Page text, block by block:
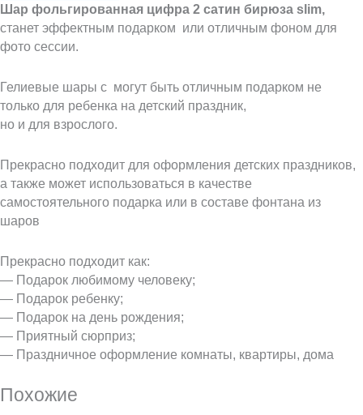
Шар фольгированная цифра 2 сатин бирюза slim,
станет эффектным подарком или отличным фоном для
фото сессии.
Гелиевые шары с могут быть отличным подарком не
только для ребенка на детский праздник,
но и для взрослого.
Прекрасно подходит для оформления детских праздников,
а также может использоваться в качестве
самостоятельного подарка или в составе фонтана из
шаров
Прекрасно подходит как:
— Подарок любимому человеку;
— Подарок ребенку;
— Подарок на день рождения;
— Приятный сюрприз;
— Праздничное оформление комнаты, квартиры, дома
Похожие